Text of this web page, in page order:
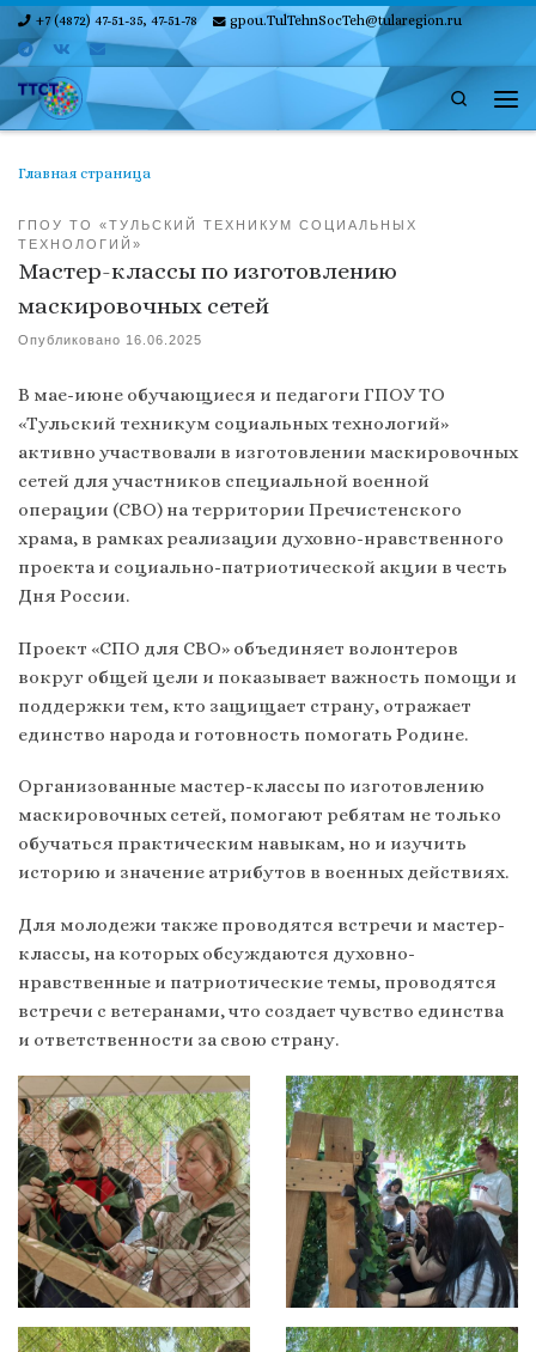
Skip to content
+7 (4872) 47-51-35, 47-51-78 gpou.TulTehnSocTeh@tularegion.ru
Search
Главная страница
ГПОУ ТО «ТУЛЬСКИЙ ТЕХНИКУМ СОЦИАЛЬНЫХ
ТЕХНОЛОГИЙ»
Мастер-классы по изготовлению
маскировочных сетей
Опубликовано 16.06.2025
В мае-июне обучающиеся и педагоги ГПОУ ТО
«Тульский техникум социальных технологий»
активно участвовали в изготовлении маскировочных
сетей для участников специальной военной
операции (СВО) на территории Пречистенского
храма, в рамках реализации духовно-нравственного
проекта и социально-патриотической акции в честь
Дня России.
Проект «СПО для СВО» объединяет волонтеров
вокруг общей цели и показывает важность помощи и
поддержки тем, кто защищает страну, отражает
единство народа и готовность помогать Родине.
Организованные мастер-классы по изготовлению
маскировочных сетей, помогают ребятам не только
обучаться практическим навыкам, но и изучить
историю и значение атрибутов в военных действиях.
Для молодежи также проводятся встречи и мастер-
классы, на которых обсуждаются духовно-
нравственные и патриотические темы, проводятся
встречи с ветеранами, что создает чувство единства
и ответственности за свою страну.